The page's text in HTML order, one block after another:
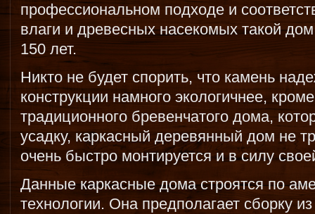
профессиональном подходе и
влаги и древесных насекомых такой
150 лет.
Никто не будет спорить, что камень
конструкции намного экологичнее,
традиционного бревенчатого дома,
усадку, каркасный деревянный дом не
очень быстро монтируется и в силу
Данные каркасные дома строятся по
технологии. Она предполагает сборку